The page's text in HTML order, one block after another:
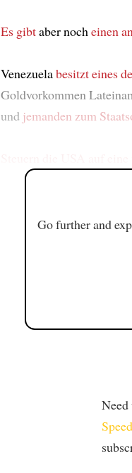
Es gibtaber noch einen
Venezuelabesitzteines
Goldvorkommen
und jemanden zum
Go further and